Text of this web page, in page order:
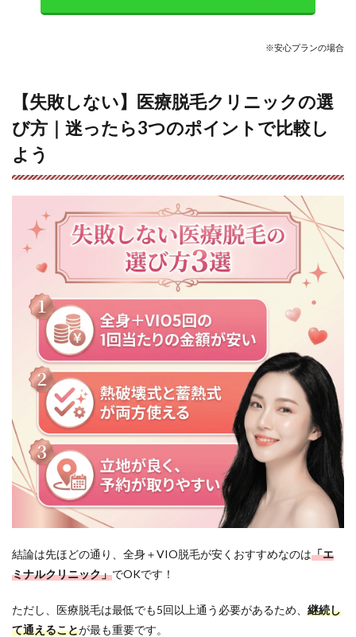
療。
リニ
ック
がお
すす
めで
す！
新宿
で医
療脱
毛を
選ぶ
よく
ある
答え
しま
す！
5.1
Q1. 脱
毛の
効果
は何
回く
らい
る？
5.2
Q2. 痛
くら
い？
※安心プランの場合
【失敗しない】医療脱毛クリニックの選
び方｜迷ったら3つのポイントで比較し
よう
結論は先ほどの通り、全身＋VIO脱毛が安くおすすめなのは「エ
ミナルクリニック」でOKです！
ただし、医療脱毛は最低でも5回以上通う必要があるため、 継続し
て通えることが最も重要です。